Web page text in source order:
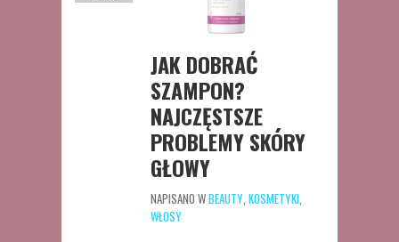
JAK DOBRAĆ
SZAMPON?
NAJCZĘSTSZE
PROBLEMY SKÓRY
GŁOWY
NAPISANO WBEAUTY KOSMETYKI
WŁOSY